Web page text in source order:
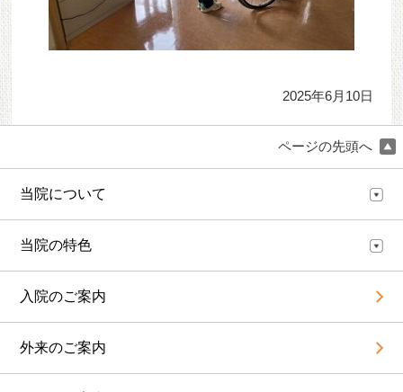
2025年6月10日
ページの先頭へ
当院について
当院の特色
入院のご案内
外来のご案内